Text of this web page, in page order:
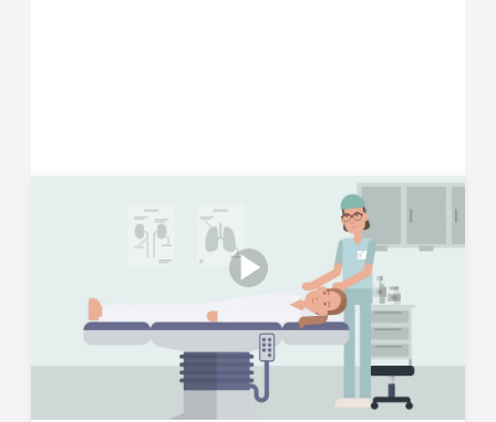
Sådan foregår operationen
Når en smerteelektrode skal indopereres, er
dialogen mellem patient og læge særlig vigtig, da
elektroden gerne skal lægges så præcist som
muligt. Se med her og hør mere om, hvordan
operationen foregår, og hvad du, som patient
eller pårørende, kan forvente.